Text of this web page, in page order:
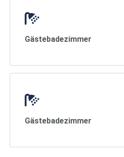
Gästebadezimmer
Gästebadezimmer